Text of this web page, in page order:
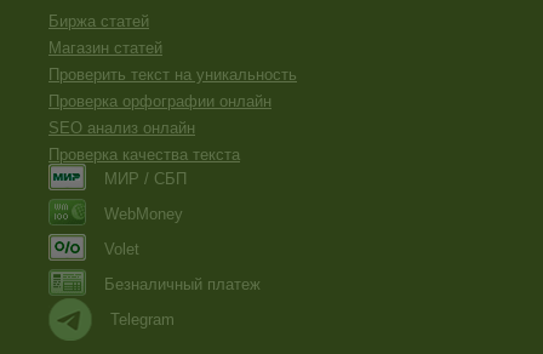
Биржа статей
Магазин статей
Проверить текст на уникальность
Проверка орфографии онлайн
SEO анализ онлайн
Проверка качества текста
МИР / СБП
WebMoney
Volet
Безналичный платеж
Telegram